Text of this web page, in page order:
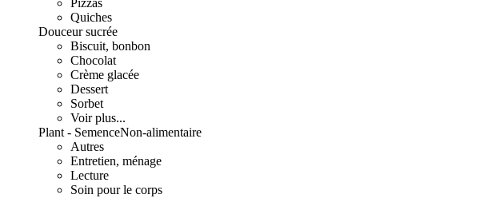
Pizzas
Quiches
Douceur sucrée
Biscuit, bonbon
Chocolat
Crème glacée
Dessert
Sorbet
Voir plus...
Plant - SemenceNon-alimentaire
Autres
Entretien, ménage
Lecture
Soin pour le corps